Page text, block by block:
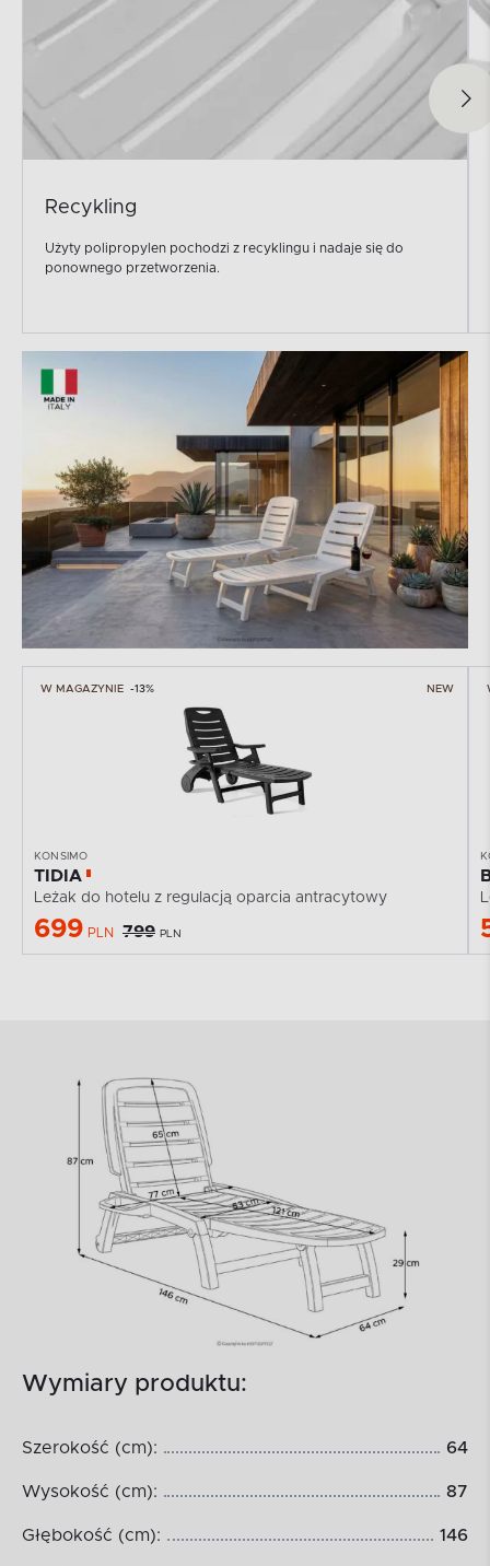
Recykling
Użyty polipropylen pochodzi z recyklingu i nadaje się do
ponownego przetworzenia.
NEW
W MAGAZYNIE -13%
KONSIMO
TIDIA
Leżak do hotelu z regulacją oparcia antracytowy
699 PLN 799 PLN
Wymiary produktu:
Szerokość (cm): 64
Wysokość (cm): 87
Głębokość (cm): 146